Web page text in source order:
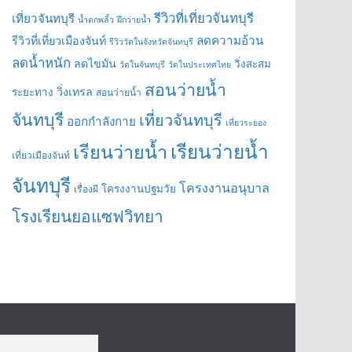
เที่ยวจันทบุรี น้ำตกพลิ้ว ฝึกว่ายน้ำ รีวิวที่เที่ยวจันทบุรี
รีวิวที่เที่ยวเมืองจันท์ รีวิววัดในจังหวัดจันทบุรี ลดความอ้วน
ลดน้ำหนัก ลดไขมัน วัดในจันทบุรี วัดในประเทศไทย วิ่งสะสม
ระยะทาง วิ่งเทรล สอนว่ายน้ำ สอนว่ายน้ำ
จันทบุรี ออกกำลังกาย เที่ยวจันทบุรี เที่ยวระยอง
เที่ยวเมืองจันท์ เรียนว่ายน้ำ เรียนว่ายน้ำ
จันทบุรี เรื่องผี โครงงานปฐมวัย โครงงานอนุบาล
โรงเรียนยอแซฟวิทยา